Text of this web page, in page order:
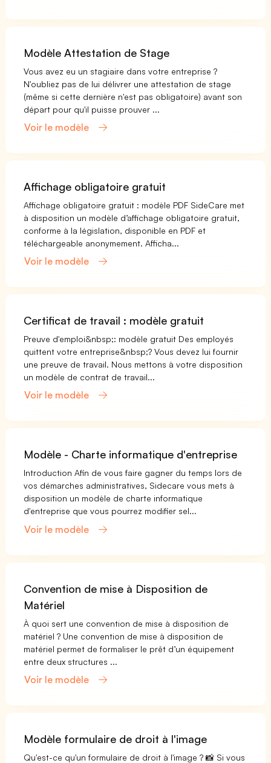
Modèle Attestation de Stage
Vous avez eu un stagiaire dans votre entreprise ?
N'oubliez pas de lui délivrer une attestation de stage
(même si cette dernière n'est pas obligatoire) avant son
départ pour qu'il puisse prouver ...
Voir le modèle
Affichage obligatoire gratuit
Affichage obligatoire gratuit : modèle PDF SideCare met
à disposition un modèle d’affichage obligatoire gratuit,
conforme à la législation, disponible en PDF et
téléchargeable anonymement. Afficha...
Voir le modèle
Certificat de travail : modèle gratuit
Preuve d'emploi&nbsp;: modèle gratuit Des employés
quittent votre entreprise&nbsp;? Vous devez lui fournir
une preuve de travail. Nous mettons à votre disposition
un modèle de contrat de travail...
Voir le modèle
Modèle - Charte informatique d'entreprise
Introduction Afin de vous faire gagner du temps lors de
vos démarches administratives, Sidecare vous mets à
disposition un modèle de charte informatique
d'entreprise que vous pourrez modifier sel...
Voir le modèle
Convention de mise à Disposition de
Matériel
À quoi sert une convention de mise à disposition de
matériel ? Une convention de mise à disposition de
matériel permet de formaliser le prêt d’un équipement
entre deux structures ...
Voir le modèle
Modèle formulaire de droit à l'image
Qu'est-ce qu'un formulaire de droit à l'image ? 📸 Si vous